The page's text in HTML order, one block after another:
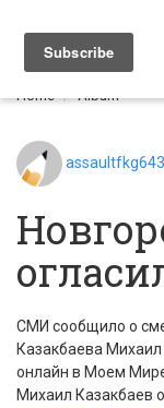
Home Album
СМИ сообщило о
Казакбаева
онлайн в Моем
Михаил Казакбаев